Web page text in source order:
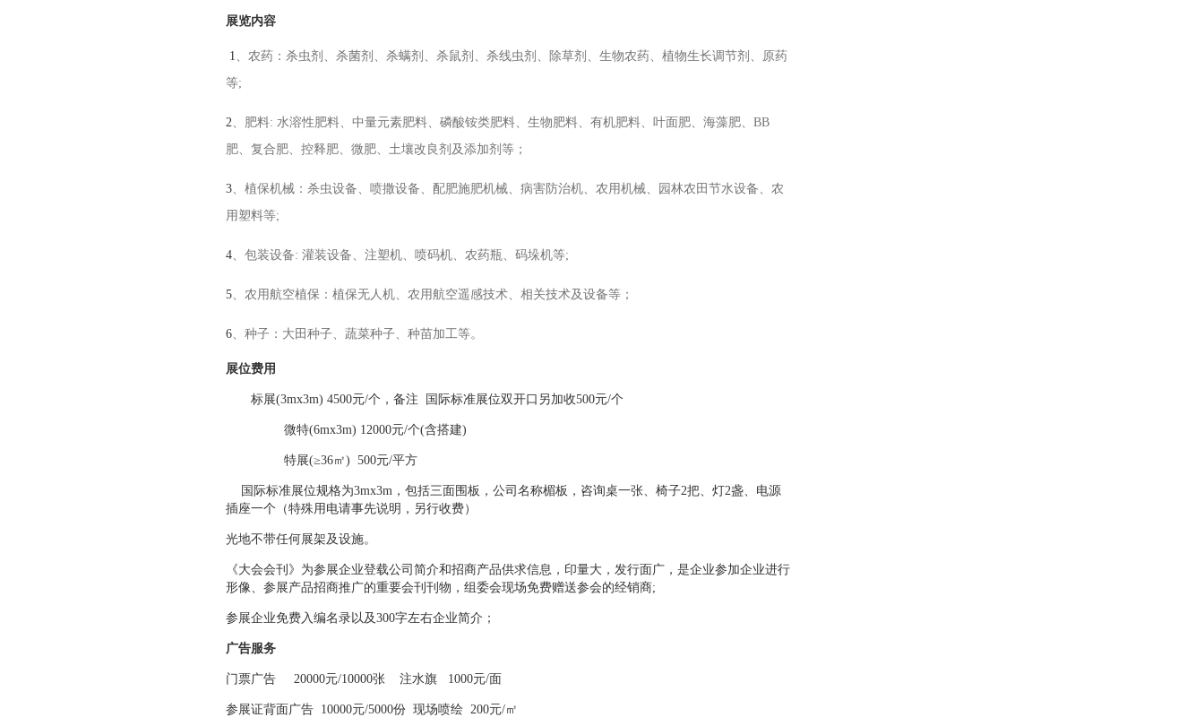
展览内容
1 、农药：杀虫剂、杀菌剂、杀螨剂、杀鼠剂、杀线虫剂、除草剂、生物农药、植物生长调节剂、原药
等;
2、肥料: 水溶性肥料、中量元素肥料、磷酸铵类肥料、生物肥料、有机肥料、叶面肥、海藻肥、 BB
肥、复合肥、控释肥、微肥、土壤改良剂及添加剂等；
3、植保机械：杀虫设备、喷撒设备、配肥施肥机械、病害防治机、农用机械、园林农田节水设备、农
用塑料等;
4、包装设备: 灌装设备、注塑机、喷码机、农药瓶、码垛机等;
5、农用航空植保：植保无人机、农用航空遥感技术、相关技术及设备等；
6、种子：大田种子、蔬菜种子、种苗加工等。
展位费用
标展(3mx3m) 4500元/个，备注 国际标准展位双开口另加收500元/个
微特(6mx3m) 12000元/个(含搭建)
特展(≥36㎡) 500元/平方
国际标准展位规格为3mx3m，包括三面围板，公司名称楣板，咨询桌一张、椅子2把、灯2盏、电源
插座一个（特殊用电请事先说明，另行收费）
光地不带任何展架及设施。
《大会会刊》为参展企业登载公司简介和招商产品供求信息，印量大，发行面广，是企业参加企业进行
形像、参展产品招商推广的重要会刊刊物，组委会现场免费赠送参会的经销商;
参展企业免费入编名录以及300字左右企业简介；
广告服务
门票广告 20000元/10000张 注水旗 1000元/面
参展证背面广告 10000元/5000份 现场喷绘 200元/㎡